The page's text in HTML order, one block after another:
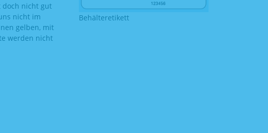
doch nicht gut
nicht im
gelben, mit
werden nicht
Behälteretikett